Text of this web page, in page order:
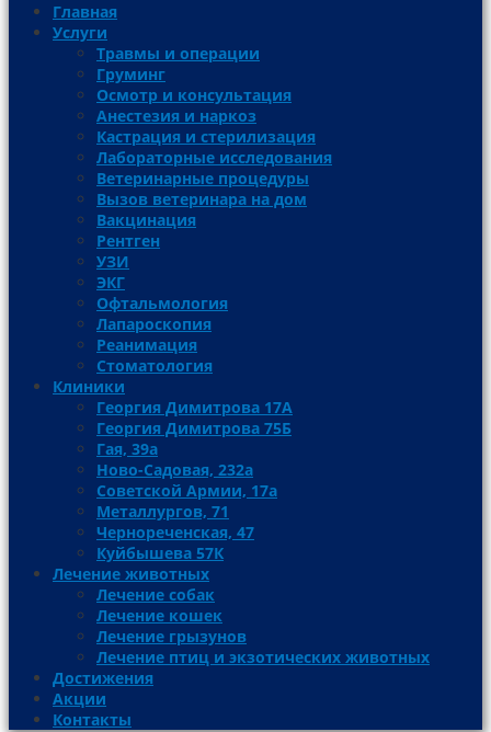
Главная
Услуги
Травмы и операции
Груминг
Осмотр и консультация
Анестезия и наркоз
Кастрация и стерилизация
Лабораторные исследования
Ветеринарные процедуры
Вызов ветеринара на дом
Вакцинация
Рентген
УЗИ
ЭКГ
Офтальмология
Лапароскопия
Реанимация
Стоматология
Клиники
Георгия Димитрова 17А
Георгия Димитрова 75Б
Гая, 39а
Ново-Садовая, 232а
Советской Армии, 17а
Металлургов, 71
Чернореченская, 47
Куйбышева 57К
Лечение животных
Лечение собак
Лечение кошек
Лечение грызунов
Лечение птиц и экзотических животных
Достижения
Акции
Контакты